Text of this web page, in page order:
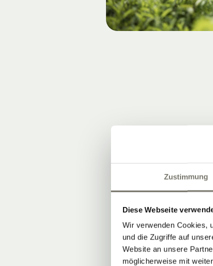
Zustimmung
Diese Webseite
Wir verwenden Cookies,
und die Zugriffe auf
Website an unsere
möglicherweise mit